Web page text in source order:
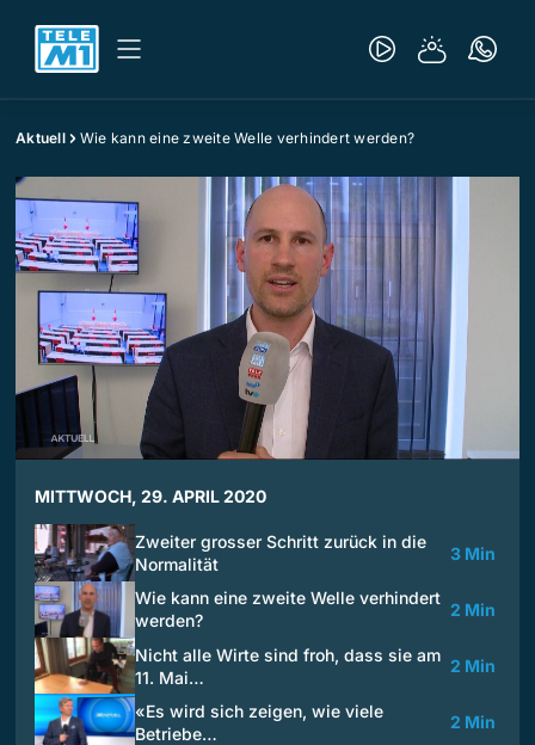
Aktuell Wie kann eine zweite Welle verhindert werden?
MITTWOCH, 29. APRIL 2020
Zweiter grosser Schritt zurück in die
Normalität
3 Min
Wie kann eine zweite Welle verhindert
werden?
2 Min
Nicht alle Wirte sind froh, dass sie am
11. Mai…
2 Min
«Es wird sich zeigen, wie viele
Betriebe…
2 Min